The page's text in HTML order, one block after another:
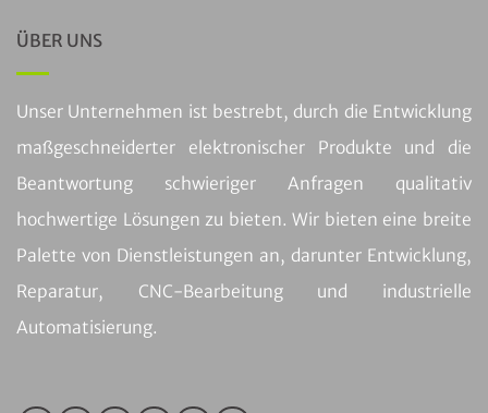
ÜBER UNS
Unser Unternehmen ist bestrebt, durch die Entwicklung
maßgeschneiderter elektronischer Produkte und die
Beantwortung schwieriger Anfragen qualitativ
hochwertige Lösungen zu bieten. Wir bieten eine breite
Palette von Dienstleistungen an, darunter Entwicklung,
Reparatur, CNC-Bearbeitung und industrielle
Automatisierung.